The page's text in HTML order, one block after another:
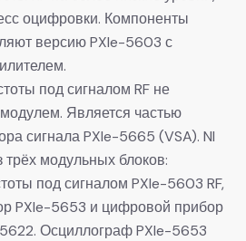
оцифровки. Компоненты
версию PXIe-5603 с
под сигналом RF не
Является частью
сигнала PXIe-5665 (VSA). NI
модульных блоков:
под сигналом PXIe-5603 RF,
PXIe-5653 и цифровой прибор
Осциллограф PXIe-5653